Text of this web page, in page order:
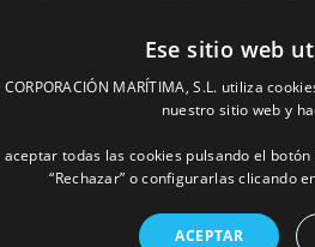
Ese sitio web
CORPORACIÓN MARÍTIMA, S.L. utiliza
nuestro sitio web y
aceptar todas las cookies pulsando el
“Rechazar” o configurarlas clicando
ACEPTAR